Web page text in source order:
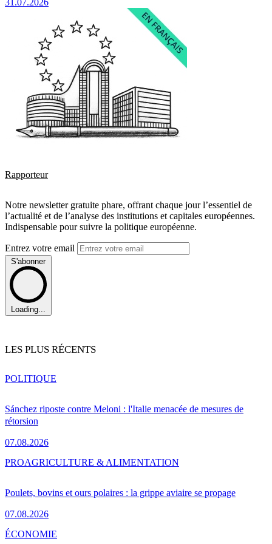
Rapporteur
Notre newsletter gratuite phare, offrant chaque jour l’essentiel de
l’actualité et de l’analyse des institutions et capitales européennes.
Indispensable pour suivre la politique européenne.
Entrez votre email
S'abonner
Loading...
LES PLUS RÉCENTS
Sánchez riposte contre Meloni : l'Italie menacée de mesures de
rétorsion
07.08.2026
POLITIQUE
Poulets, bovins et ours polaires : la grippe aviaire se propage
07.08.2026
PROAGRICULTURE & ALIMENTATION
ÉCONOMIE